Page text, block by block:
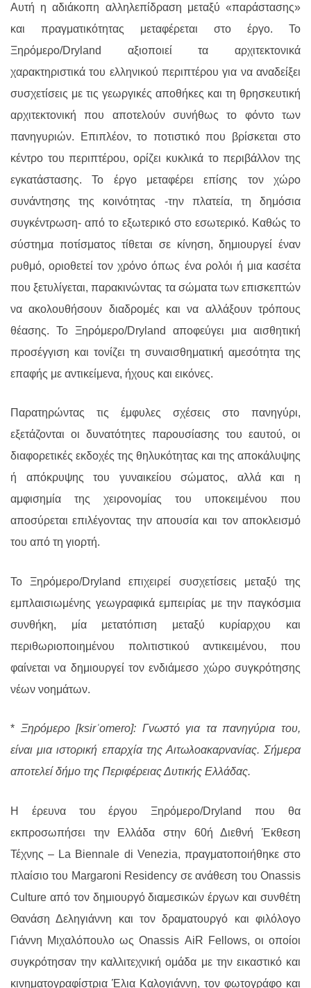
Αυτή η αδιάκοπη αλληλεπίδραση μεταξύ«παράστασης»
και πραγματικότητας μεταφέρεται στο έργο. Το
Ξηρόμερο/Dryland αξιοποιεί τα αρχιτεκτονικά
χαρακτηριστικά του ελληνικού περιπτέρου για να αναδείξει
συσχετίσεις με τις γεωργικές αποθήκες και τη θρησκευτική
αρχιτεκτονική που αποτελούν συνήθως το φόντο των
πανηγυριών. Επιπλέον, το ποτιστικόπου βρίσκεται στο
κέντρο του περιπτέρου,ορίζει κυκλικά τοπεριβάλλον της
εγκατάστασης.Το έργο μεταφέρει επίσης τον χώρο
συνάντησης της κοινότητας -την πλατεία, τη δημόσια
συγκέντρωση- από το εξωτερικό στο εσωτερικό. Καθώς το
σύστημα ποτίσματος τίθεται σε κίνηση,δημιουργεί έναν
ρυθμό,οριοθετεί τον χρόνο όπως ένα ρολόι ή μια κασέτα
που ξετυλίγεται,παρακινώντας τα σώματατων επισκεπτών
να ακολουθήσουν διαδρομές και να αλλάξουν τρόπους
θέασης. Το Ξηρόμερο/Dryland αποφεύγει μια αισθητική
προσέγγιση και τονίζει τη συναισθηματική αμεσότητα της
επαφής με αντικείμενα, ήχους και εικόνες.
Παρατηρώντας τις έμφυλες σχέσεις στο πανηγύρι,
εξετάζονται οι δυνατότητες παρουσίασης του εαυτού, οι
διαφορετικές εκδοχές της θηλυκότητας και της αποκάλυψης
ή απόκρυψης του γυναικείου σώματος, αλλά και η
αμφισημία της χειρονομίας του υποκειμένου που
αποσύρεται επιλέγοντας την απουσία και τον αποκλεισμό
του από τη γιορτή.
Το Ξηρόμερο/Dryland
επιχειρεί συσχετίσεις μεταξύ της
εμπλαισιωμένης γεωγραφικάεμπειρίας με την παγκόσμια
συνθήκη, μία μετατόπιση μεταξύ κυρίαρχου και
περιθωριοποιημένου πολιτιστικού αντικειμένου, που
φαίνεται να δημιουργεί τον ενδιάμεσο χώρο συγκρότησης
νέων νοημάτων.
* Ξηρόμερο [ksirˈomero]: Γνωστό για τα πανηγύρια του,
είναι μια ιστορική επαρχία της Αιτωλοακαρνανίας. Σήμερα
αποτελεί δήμο της Περιφέρειας Δυτικής Ελλάδας.
Η έρευνα του έργου Ξηρόμερο/Dryland
που θα
εκπροσωπήσει την Ελλάδα στην 60ή Διεθνή Έκθεση
Τέχνης – La Biennale di Venezia, πραγματοποιήθηκε στο
πλαίσιο του Margaroni Residency σε ανάθεση τουOnassis
Culture από τον δημιουργό διαμεσικών έργων και συνθέτη
Θανάση Δεληγιάννη και τον δραματουργό και φιλόλογο
Γιάννη Μιχαλόπουλο ωςOnassis AiR Fellows, οι οποίοι
συγκρότησαν την καλλιτεχνική ομάδα με την εικαστικό και
κινηματογραφίστρια Έλια Καλογιάννη, τον φωτογράφο και